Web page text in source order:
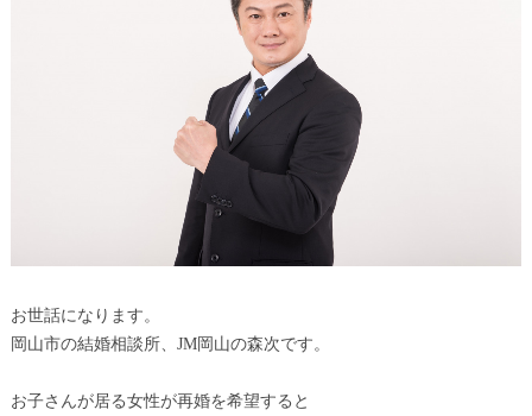
お世話になります。
岡山市の結婚相談所、JM岡山の森次です。
お子さんが居る女性が再婚を希望すると